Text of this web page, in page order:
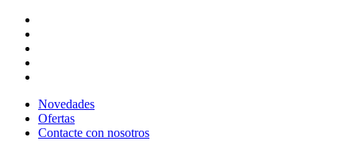
Novedades
Ofertas
Contacte con nosotros